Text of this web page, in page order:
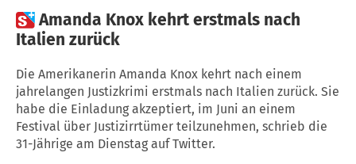
Amanda Knox kehrt erstmals nach
Italien zurück
Die Amerikanerin Amanda Knox kehrt nach einem
jahrelangen Justizkrimi erstmals nach Italien zurück. Sie
habe die Einladung akzeptiert, im Juni an einem
Festival über Justizirrtümer teilzunehmen, schrieb die
31-Jährige am Dienstag auf Twitter.